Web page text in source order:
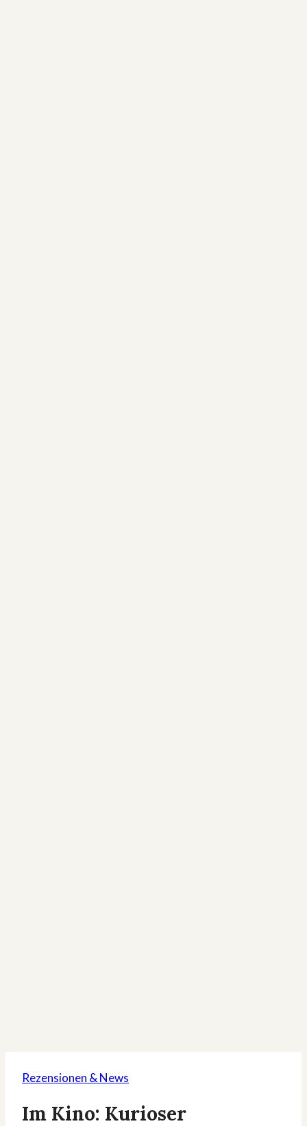
Rezensionen & News
Im Kino: Kurioser